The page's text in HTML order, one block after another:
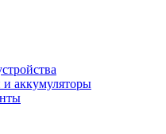
аккумуляторы